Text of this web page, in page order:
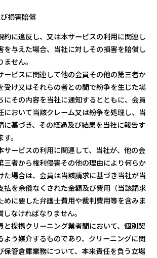
損害賠償
約に違反し、又は本サービスの利用に関連し
を与えた場合、当社に対しその損害を賠償し
せん。
ービスに関連して他の会員その他の第三者か
受け又はそれらの者との間で紛争を生じた場
にその内容を当社に通知するとともに、会員
において当該クレーム又は紛争を処理し、当
に基づき、その経過及び結果を当社に報告す
。
サービスの利用に関連して、当社が、他の会
三者から権利侵害その他の理由により何らか
た場合は、会員は当該請求に基づき当社が当
払を余儀なくされた金額及び費用（当該請求
めに要した弁護士費用や裁判費用等を含みま
しなければなりません。
と提携クリーニング業者間において、個別契
よう媒介するものであり、クリーニングに関
保管倉庫業務について、本来責任を負う立場